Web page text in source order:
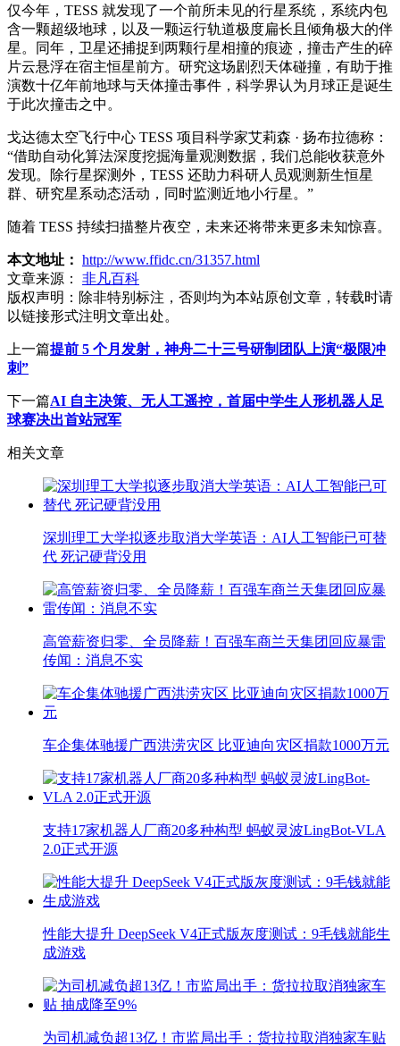
仅今年，TESS 就发现了一个前所未见的行星系统，系统内包
含一颗超级地球，以及一颗运行轨道极度扁长且倾角极大的伴
星。同年，卫星还捕捉到两颗行星相撞的痕迹，撞击产生的碎
片云悬浮在宿主恒星前方。研究这场剧烈天体碰撞，有助于推
演数十亿年前地球与天体撞击事件，科学界认为月球正是诞生
于此次撞击之中。
戈达德太空飞行中心 TESS 项目科学家艾莉森 · 扬布拉德称：
“借助自动化算法深度挖掘海量观测数据，我们总能收获意外
发现。除行星探测外，TESS 还助力科研人员观测新生恒星
群、研究星系动态活动，同时监测近地小行星。”
随着 TESS 持续扫描整片夜空，未来还将带来更多未知惊喜。
本文地址： http://www.ffidc.cn/31357.html
文章来源：
非凡百科
版权声明： 除非特别标注，否则均为本站原创文章，转载时请
以链接形式注明文章出处。
上一篇提前 5 个月发射，神舟二十三号研制团队上演“极限冲
刺”
下一篇AI 自主决策、无人工遥控，首届中学生人形机器人足
球赛决出首站冠军
相关文章
深圳理工大学拟逐步取消大学英语：AI人工智能已可替
代 死记硬背没用
高管薪资归零、全员降薪！百强车商兰天集团回应暴雷
传闻：消息不实
车企集体驰援广西洪涝灾区 比亚迪向灾区捐款1000万元
支持17家机器人厂商20多种构型 蚂蚁灵波LingBot-VLA
2.0正式开源
性能大提升 DeepSeek V4正式版灰度测试：9毛钱就能生
成游戏
为司机减负超13亿！市监局出手：货拉拉取消独家车贴